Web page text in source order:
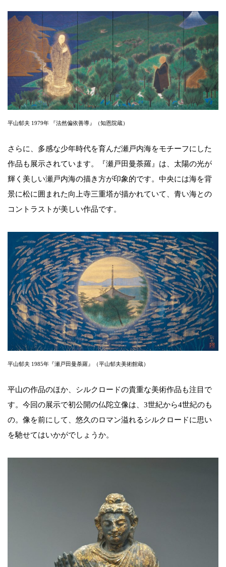
平山郁夫 1979年 『法然偏依善導』（知恩院蔵）
さらに、多感な少年時代を育んだ瀬戸内海をモチーフにした
作品も展示されています。『瀬戸田曼荼羅』は、太陽の光が
輝く美しい瀬戸内海の描き方が印象的です。中央には海を背
景に松に囲まれた向上寺三重塔が描かれていて、青い海との
コントラストが美しい作品です。
平山郁夫 1985年『瀬戸田曼荼羅』（平山郁夫美術館蔵）
平山の作品のほか、シルクロードの貴重な美術作品も注目で
す。今回の展示で初公開の仏陀立像は、3世紀から4世紀のも
の。像を前にして、悠久のロマン溢れるシルクロードに思い
を馳せてはいかがでしょうか。